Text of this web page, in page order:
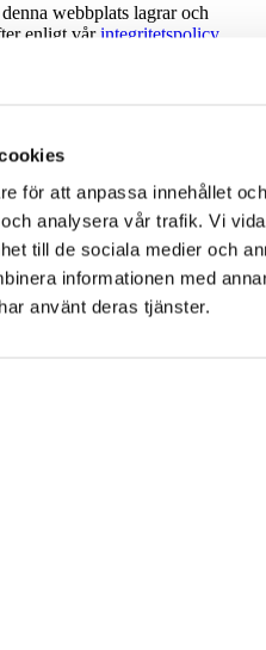
för att anpassa innehållet
analysera vår trafik. Vi
till de sociala medier och
informationen med
använt deras tjänster.
webbplats lagrar och
enligt vårintegritetspolicy.
bilar